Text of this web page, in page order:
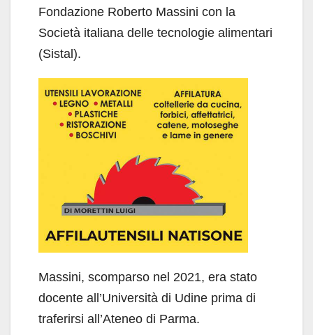
Fondazione Roberto Massini con la
Società italiana delle tecnologie alimentari
(Sistal).
Massini, scomparso nel 2021, era stato
docente all’Università di Udine prima di
traferirsi all’Ateneo di Parma.